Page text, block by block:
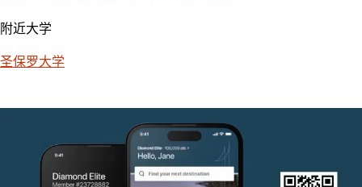
附近大学
圣保罗大学